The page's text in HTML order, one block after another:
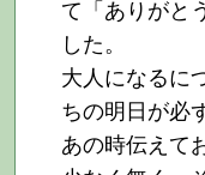
て「ありがと
した。
大人になるに
ちの明日が必
あの時伝えて